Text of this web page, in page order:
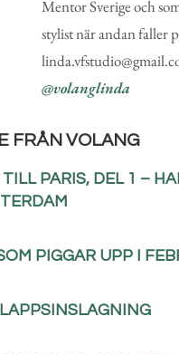
Mentor Sverige och
stylist när andan faller
@volanglinda
FRÅN VOLANG
PARIS, DEL 1 –
PIGGAR UPP I